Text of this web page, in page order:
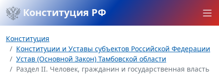
Конституция РФ
Конституция
Конституции и Уставы субъектов Российской Федерации
Устав (Основной Закон) Тамбовской области
Раздел II. Человек, гражданин и государственная власть